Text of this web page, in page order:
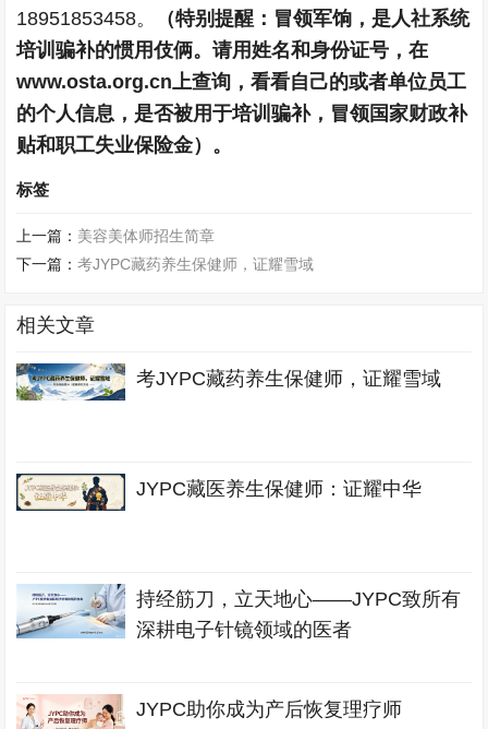
18951853458。
（特别提醒：冒领军饷，是人社系统
培训骗补的惯用伎俩。请用姓名和身份证号，在
www.osta.org.cn上查询，看看自己的或者单位员工
的个人信息，是否被用于培训骗补，冒领国家财政补
贴和职工失业保险金）。
标签
上一篇： 美容美体师招生简章
下一篇：考JYPC藏药养生保健师，证耀雪域
相关文章
考JYPC藏药养生保健师，证耀雪域
JYPC藏医养生保健师：证耀中华
持经筋刀，立天地心——JYPC致所有
深耕电子针镜领域的医者
JYPC助你成为产后恢复理疗师